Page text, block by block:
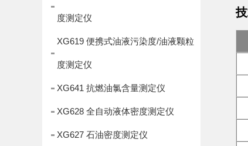
度测定仪
XG619 便携式油液污染度/油液颗粒
度测定仪
XG641 抗燃油氯含量测定仪
XG628 全自动液体密度测定仪
XG627 石油密度测定仪